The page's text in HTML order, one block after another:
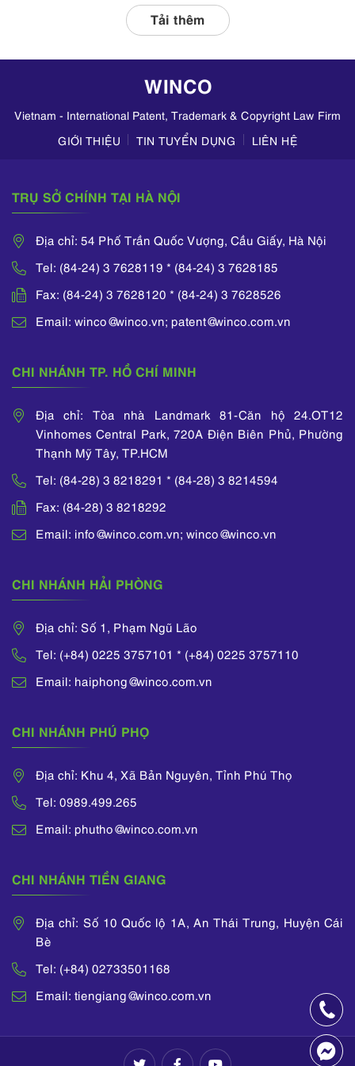
liên quan, tập
trung kiểm tra
Tải thêm
WINCO
Vietnam - International Patent, Trademark & Copyright Law Firm
GIỚI THIỆU
TIN TUYỂN DỤNG LIÊN HỆ
TRỤ SỞ CHÍNH TẠI HÀ NỘI
Địa chỉ: 54 Phố Trần Quốc Vượng, Cầu Giấy, Hà Nội
Tel: (84-24) 3 7628119 * (84-24) 3 7628185
Fax: (84-24) 3 7628120 * (84-24) 3 7628526
Email: winco@winco.vn; patent@winco.com.vn
CHI NHÁNH TP. HỒ CHÍ MINH
Địa chỉ: Tòa nhà Landmark 81-Căn hộ 24.OT12
Vinhomes Central Park, 720A Điện Biên Phủ, Phường
Thạnh Mỹ Tây, TP.HCM
Tel: (84-28) 3 8218291 * (84-28) 3 8214594
Fax: (84-28) 3 8218292
Email: info@winco.com.vn; winco@winco.vn
CHI NHÁNH HẢI PHÒNG
Địa chỉ: Số 1, Phạm Ngũ Lão
Tel: (+84) 0225 3757101 * (+84) 0225 3757110
Email: haiphong@winco.com.vn
CHI NHÁNH PHÚ PHỌ
Địa chỉ: Khu 4, Xã Bản Nguyên, Tỉnh Phú Thọ
Tel: 0989.499.265
Email: phutho@winco.com.vn
CHI NHÁNH TIỀN GIANG
Địa chỉ: Số 10 Quốc lộ 1A, An Thái Trung, Huyện Cái
Bè
Tel: (+84) 02733501168
Email: tiengiang@winco.com.vn